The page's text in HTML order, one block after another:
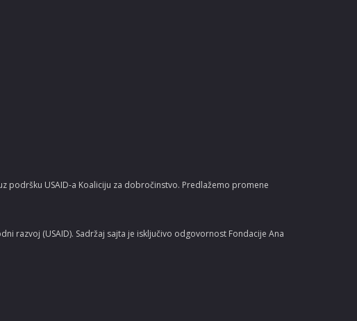
podršku USAID-a Koaliciju za dobročinstvo. Predlažemo promene
razvoj (USAID). Sadržaj sajta je isključivo odgovornost Fondacije Ana